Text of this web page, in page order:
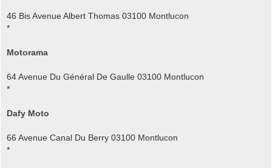
46 Bis Avenue Albert Thomas 03100 Montlucon
*
Motorama
64 Avenue Du Général De Gaulle 03100 Montlucon
*
Dafy Moto
66 Avenue Canal Du Berry 03100 Montlucon
*